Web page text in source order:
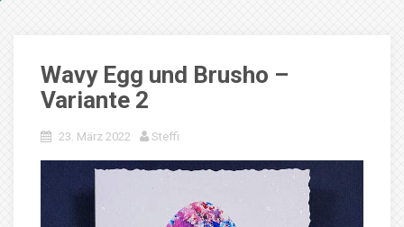
Wavy Egg und Brusho –
Variante 2
23. März 2022 Steffi